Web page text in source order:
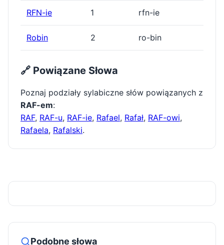
RFN-ie 1 rfn-ie
Robin 2 ro-bin
🔗 Powiązane Słowa
Poznaj podziały sylabiczne słów powiązanych z
RAF-em:
RAF, RAF-u, RAF-ie, Rafael, Rafał, RAF-owi,
Rafaela, Rafalski.
Podobne słowa